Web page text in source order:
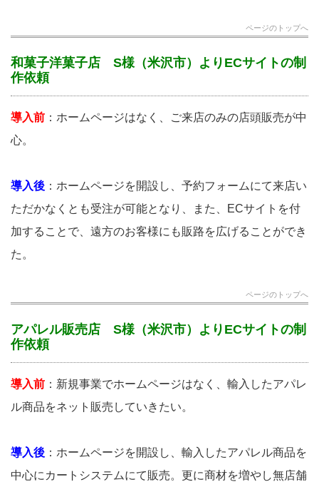
ページのトップへ
和菓子洋菓子店 S様（米沢市）よりECサイトの制
作依頼
導入前 ：ホームページはなく、ご来店のみの店頭販売が中
心。
導入後 ：ホームページを開設し、予約フォームにて来店い
ただかなくとも受注が可能となり、また、ECサイトを付
加することで、遠方のお客様にも販路を広げることができ
た。
ページのトップへ
アパレル販売店 S様（米沢市）よりECサイトの制
作依頼
導入前 ：新規事業でホームページはなく、輸入したアパレ
ル商品をネット販売していきたい。
導入後 ：ホームページを開設し、輸入したアパレル商品を
中心にカートシステムにて販売。更に商材を増やし無店舗